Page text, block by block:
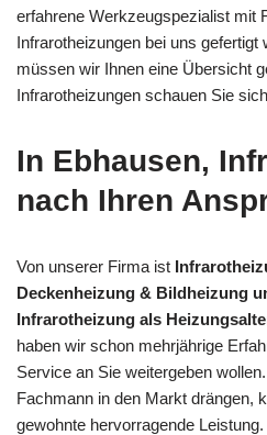
erfahrene Werkzeugspezialist mit
Infrarotheizungen bei uns gefertigt
müssen wir Ihnen eine Übersicht
Infrarotheizungen schauen Sie
In Ebhausen,
nach Ihren
Von unserer Firma ist
Deckenheizung & Bildheizung
Infrarotheizung als
haben wir schon mehrjährige
Service an Sie weitergeben
Fachmann in den Markt drängen,
gewohnte hervorragende